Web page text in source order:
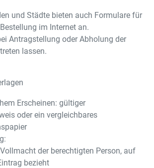
und Städte bieten auch Formulare für
im Internet an.
Antragstellung oder Abholung der
lassen.
Erscheinen: gültiger
oder ein vergleichbares
der berechtigten Person, auf
bezieht